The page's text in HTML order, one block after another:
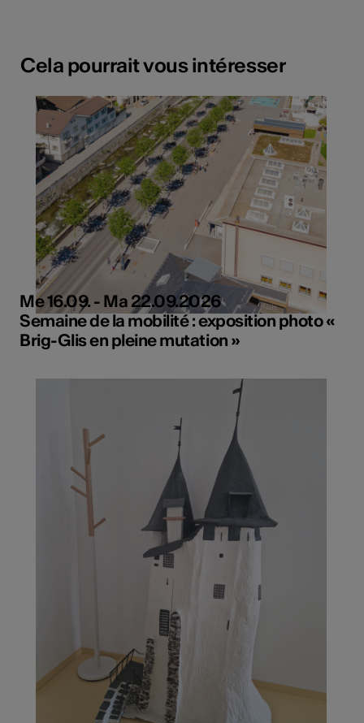
Cela pourrait vous intéresser
Me 16.09. - Ma 22.09.2026
Semaine de la mobilité : exposition photo «
Brig-Glis en pleine mutation »